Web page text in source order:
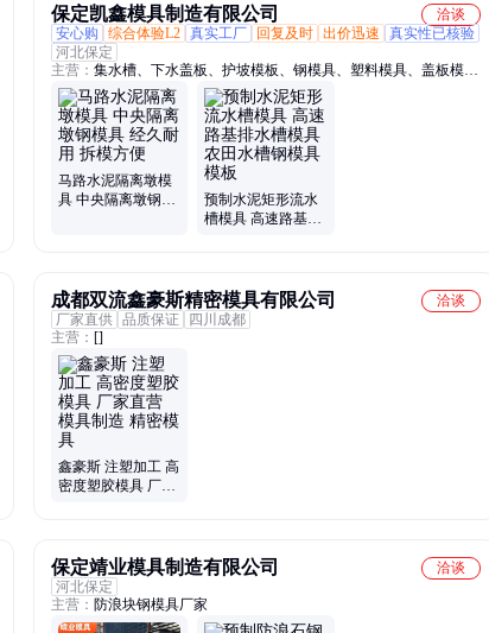
保定凯鑫模具制造有限公司
洽谈
安心购
综合体验L2 真实工厂 回复及时 出价迅速
真实性已核验
河北保定
主营： 集水槽、下水盖板、护坡模板、钢模具、塑料模具、盖板模
具、护坡模具、电缆槽模具、收费岛模具、六角砖模具、路平石模
具、排水沟模具、塑料遮板模具、预制路边石模具、预制水泥房模
具、铁路路基护坡、风机基础钢模板
马路水泥隔离墩模
具 中央隔离墩钢模
预制水泥矩形流水
槽模具 高速路基排
成都双流鑫豪斯精密模具有限公司
洽谈
厂家直供 品质保证
四川成都
主营： []
鑫豪斯 注塑加工 高
密度塑胶模具 厂家
保定靖业模具制造有限公司
洽谈
河北保定
主营： 防浪块钢模具厂家